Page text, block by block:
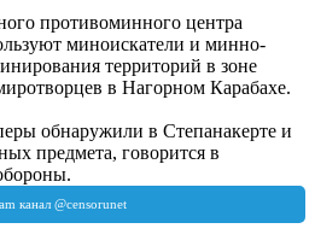
противоминного центра
миноискатели и минно-
территорий в зоне
в Нагорном Карабахе.
обнаружили в Степанакерте и
предмета, говорится в